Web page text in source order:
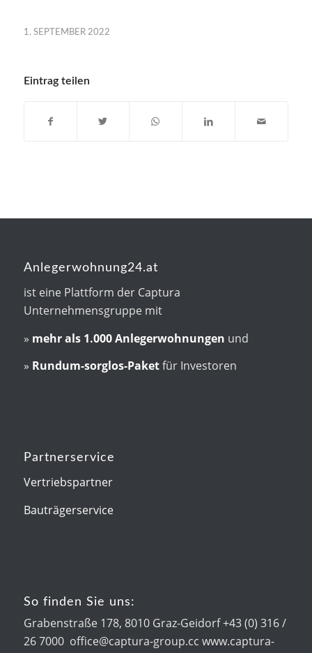
1. SEPTEMBER 2022
Eintrag teilen
Anlegerwohnung24.at
ist eine Plattform der Captura
Unternehmensgruppe mit
» mehr als 1.000 Anlegerwohnungen und
» Rundum-sorglos-Paketfür Investoren
Partnerservice
Vertriebspartner
Bauträgerservice
So finden Sie uns:
Grabenstraße 178, 8010 Graz-Geidorf +43 (0) 316 /
26 7000 office@captura-group.cc www.captura-